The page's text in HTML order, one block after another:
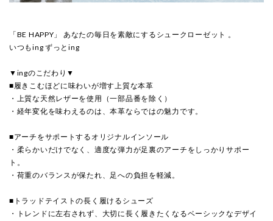
「BE HAPPY」 あなたの毎日を素敵にするシュークローゼット 。
いつもing ずっとing
▼ingのこだわり▼
■履きこむほどに味わいが増す上質な本革
・上質な天然レザーを使用（一部品番を除く）
・経年変化を味わえるのは、本革ならではの魅力です。
■アーチをサポートするオリジナルインソール
・柔らかいだけでなく、適度な弾力が足裏のアーチをしっかりサポー
ト。
・荷重のバランスが保たれ、足への負担を軽減。
■トラッドテイストの長く履けるシューズ
・トレンドに左右されず、大切に長く履きたくなるベーシックなデザイ